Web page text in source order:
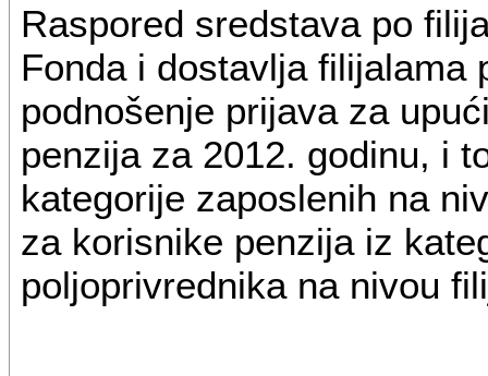
Raspored sredstava po
Fonda i dostavlja filijalama
podnošenje prijava za
penzija za 2012. godinu, i
kategorije zaposlenih na
za korisnike penzija iz
poljoprivrednika na nivou